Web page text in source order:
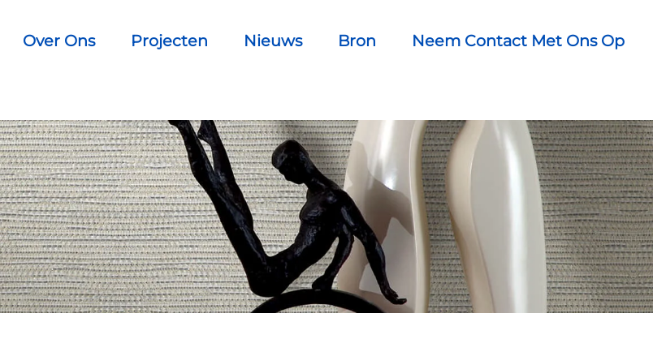
Over Ons Projecten Nieuws Bron Neem Contact Met Ons Op